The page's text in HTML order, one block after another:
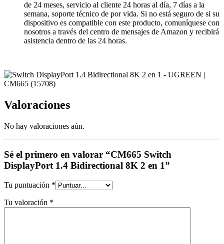
de 24 meses, servicio al cliente 24 horas al día, 7 días a la
semana, soporte técnico de por vida. Si no está seguro de si su
dispositivo es compatible con este producto, comuníquese con
nosotros a través del centro de mensajes de Amazon y recibirá
asistencia dentro de las 24 horas.
Valoraciones
No hay valoraciones aún.
Sé el primero en valorar “CM665 Switch
DisplayPort 1.4 Bidirectional 8K 2 en 1”
Tu puntuación *
Tu valoración *